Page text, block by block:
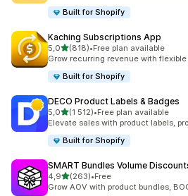
Built for Shopify
Kaching Subscriptions App
5,0z 5 hvězd
(818)
Celkový počet recenzí: 818
•Free plan available
Grow recurring revenue with
Built for Shopify
DECO Product Labels & Badges
5,0z 5 hvězd
(1 512)
Celkový počet recenzí: 1512
•Free plan available
Elevate sales with product labels,
Built for Shopify
SMART Bundles Volume
4,9z 5 hvězd
(263)
Celkový počet recenzí: 263
•Free
Grow AOV with product bundles,